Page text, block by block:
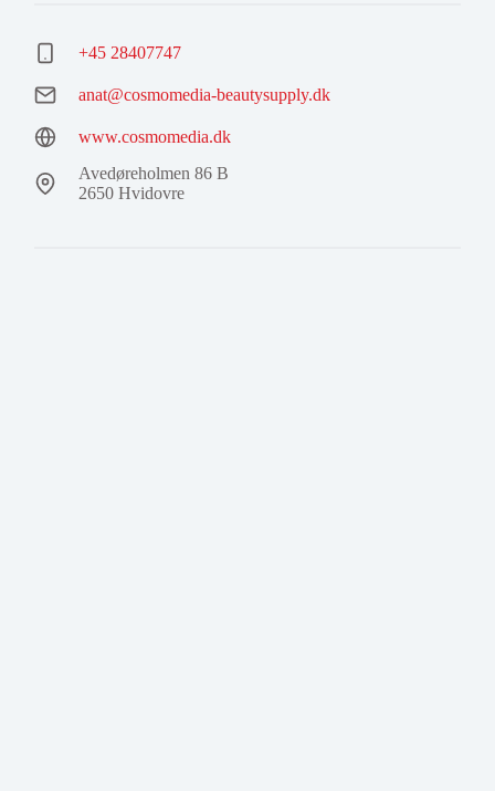
+45 28407747
anat@cosmomedia-beautysupply.dk
www.cosmomedia.dk
Avedøreholmen 86 B
2650 Hvidovre